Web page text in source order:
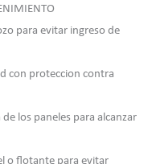
para evitar ingreso de
con proteccion contra
los paneles para alcanzar
o flotante para evitar